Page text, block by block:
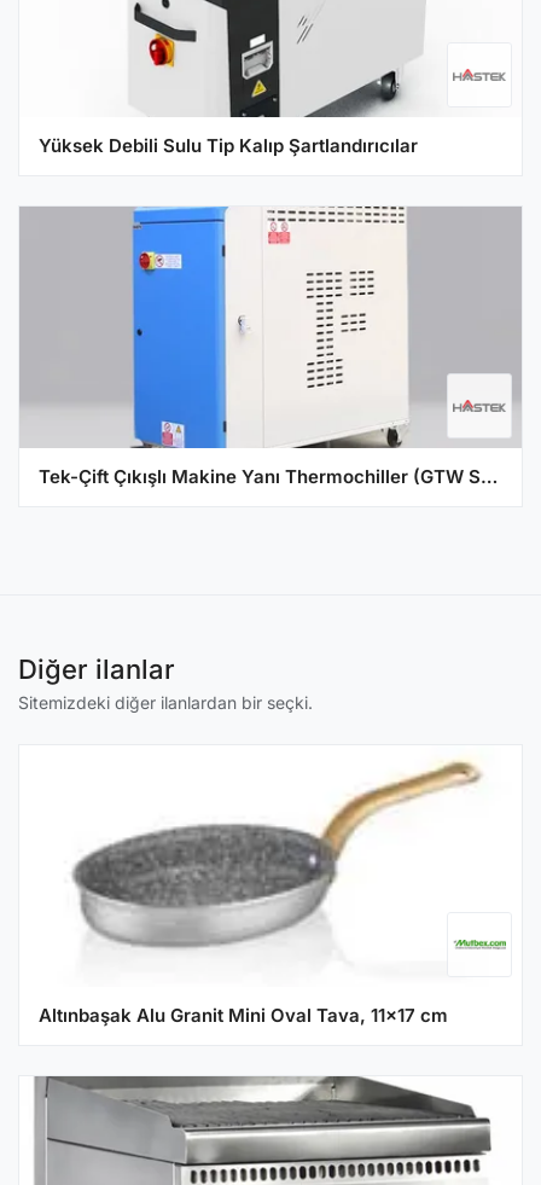
Yüksek Debili Sulu Tip Kalıp Şartlandırıcılar
Tek-Çift Çıkışlı Makine Yanı Thermochiller (GTW Serisi)
Diğer ilanlar
Sitemizdeki diğer ilanlardan bir seçki.
Altınbaşak Alu Granit Mini Oval Tava, 11x17 cm